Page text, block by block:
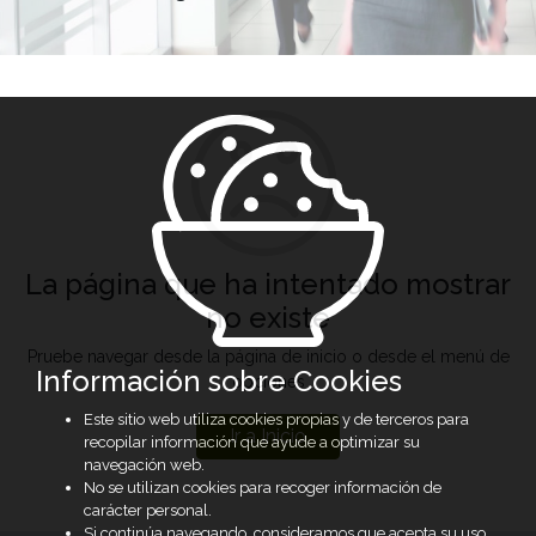
La página que ha intentado mostrar
no existe
Pruebe navegar desde la página de inicio o desde el menú de
opciones
Ir a Inicio
Información sobre Cookies
Este sitio web utiliza cookies propias y de terceros para
recopilar información que ayude a optimizar su
navegación web.
No se utilizan cookies para recoger información de
carácter personal.